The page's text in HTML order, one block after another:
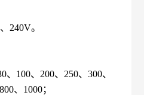
240V。
100、200、250、300、
、1000；